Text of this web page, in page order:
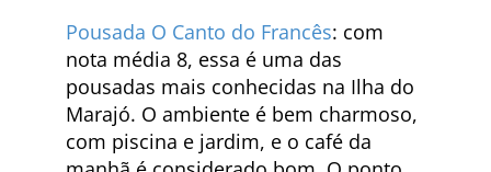
Pousada O Canto do Francês: com
nota média 8, essa é uma das
pousadas mais conhecidas na Ilha do
Marajó. O ambiente é bem charmoso,
com piscina e jardim, e o café da